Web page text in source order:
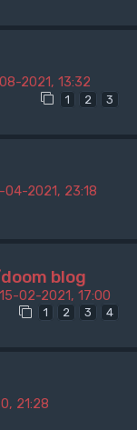
2021, 13:32
1 2 3
04-2021, 23:18
blog
15-02-2021, 17:00
1 2 3 4
21:28